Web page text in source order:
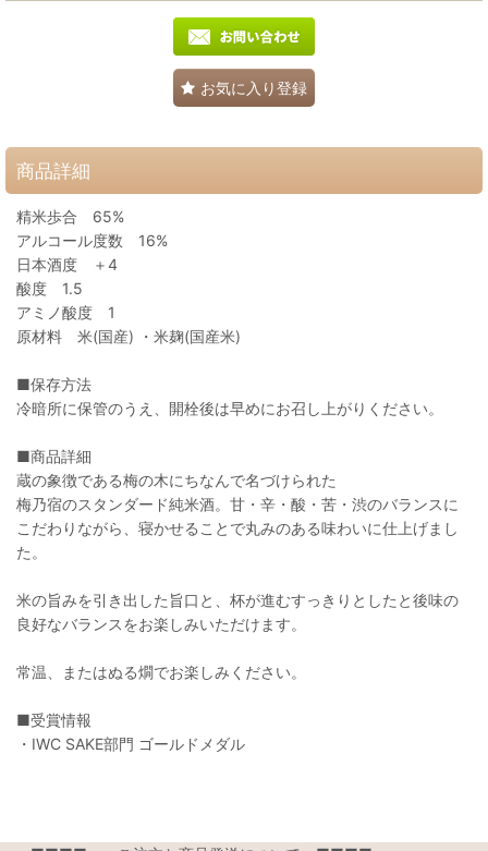
お気に入り登録
商品詳細
精米歩合 65%
アルコール度数 16%
日本酒度 ＋4
酸度 1.5
アミノ酸度 1
原材料 米(国産) ・米麹(国産米)
■保存方法
冷暗所に保管のうえ、開栓後は早めにお召し上がりください。
■商品詳細
蔵の象徴である梅の木にちなんで名づけられた
梅乃宿のスタンダード純米酒。甘・辛・酸・苦・渋のバランスに
こだわりながら、寝かせることで丸みのある味わいに仕上げまし
た。
米の旨みを引き出した旨口と、杯が進むすっきりとしたと後味の
良好なバランスをお楽しみいただけます。
常温、またはぬる燗でお楽しみください。
■受賞情報
・IWC SAKE部門 ゴールドメダル